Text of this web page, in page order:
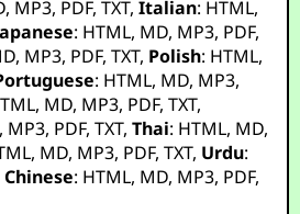
, MP3, PDF,TXT,Italian: HTML,
: HTML, MD, MP3, PDF,
, MP3, PDF,TXT, Polish: HTML,
: HTML, MD, MP3,
, MD, MP3, PDF,TXT,
, MP3, PDF,TXT,Thai: HTML, MD,
, MD, MP3, PDF,TXT, Urdu:
Chinese: HTML, MD, MP3, PDF,